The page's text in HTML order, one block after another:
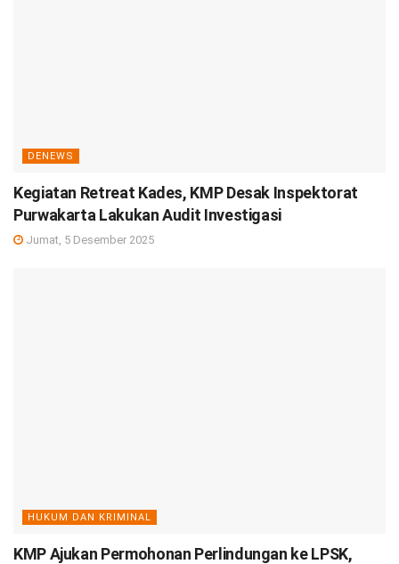
DENEWS
Kegiatan Retreat Kades, KMP Desak Inspektorat
Purwakarta Lakukan Audit Investigasi
Jumat, 5 Desember 2025
HUKUM DAN KRIMINAL
KMP Ajukan Permohonan Perlindungan ke LPSK,